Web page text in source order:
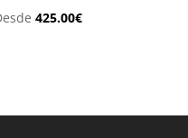
425.00€